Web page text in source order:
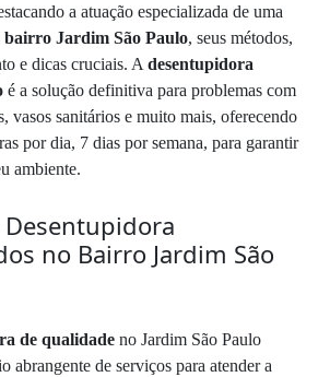
a atuação especializada de uma
bairro Jardim São Paulo, seus métodos,
e dicas cruciais. A desentupidora
é a solução definitiva para problemas com
vasos sanitários e muito mais, oferecendo
por dia, 7 dias por semana, para garantir
ambiente.
Desentupidora
no Bairro Jardim São
de qualidade no Jardim São Paulo
abrangente de serviços para atender a